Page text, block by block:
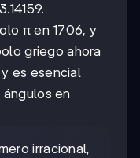
π en 1706, y
griego ahora
es esencial
en
irracional,